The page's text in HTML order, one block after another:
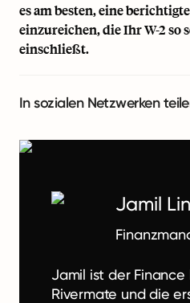
es am besten, eine
einzureichen, die Ihr W-2 so
einschließt.
In sozialen Netzwerken
Jamil
Jamil ist der
Rivermate und die